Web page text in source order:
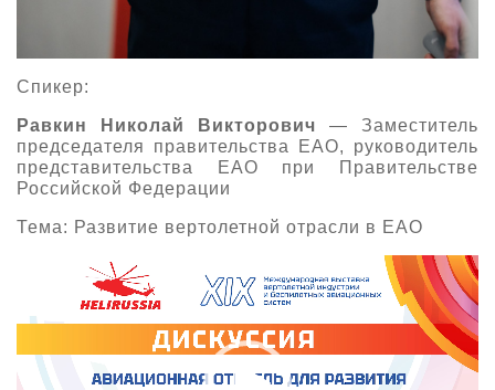
Спикер:
Равкин Николай Викторович — Заместитель
председателя правительства ЕАО, руководитель
представительства ЕАО при Правительстве
Российской Федерации
Тема: Развитие вертолетной отрасли в ЕАО
Видеоплеер